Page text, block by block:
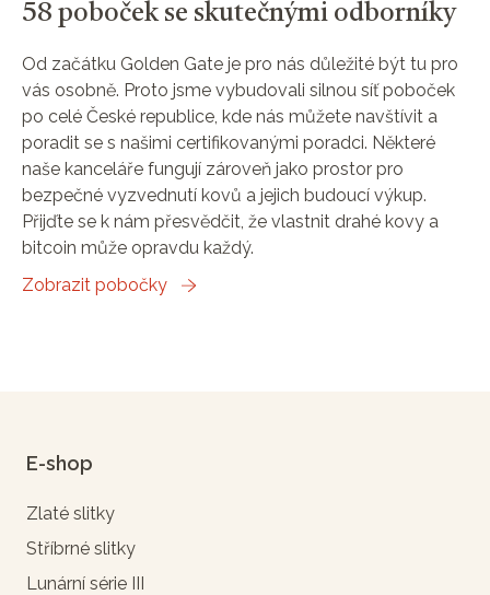
58 poboček se skutečnými odborníky
Od začátku Golden Gate je pro nás důležité být tu pro
vás osobně. Proto jsme vybudovali silnou síť poboček
po celé České republice, kde nás můžete navštívit a
poradit se s našimi certifikovanými poradci. Některé
naše kanceláře fungují zároveň jako prostor pro
bezpečné vyzvednutí kovů a jejich budoucí výkup.
Přijďte se k nám přesvědčit, že vlastnit drahé kovy a
bitcoin může opravdu každý.
Zobrazit pobočky
E-shop
Zlaté slitky
Stříbrné slitky
Lunární série III